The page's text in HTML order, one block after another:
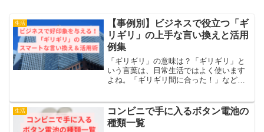
生活
【事例別】ビジネスで役立つ「ギ
リギリ」の上手な言い換えと活用
例集
「ギリギリ」の意味は？「ギリギリ」と
いう言葉は、日常生活ではよく使います
よね。「ギリギリ間に合った！」など、
少し注意が必要です。「計画性がない」
「余裕がない」といったネ...
生活
コンビニで手に入るボタン電池の
種類一覧